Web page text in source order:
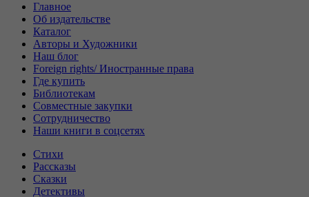
Главное
Об издательстве
Каталог
Авторы и Художники
Наш блог
Foreign rights/ Иностранные права
Где купить
Библиотекам
Совместные закупки
Сотрудничество
Наши книги в соцсетях
Стихи
Рассказы
Сказки
Детективы